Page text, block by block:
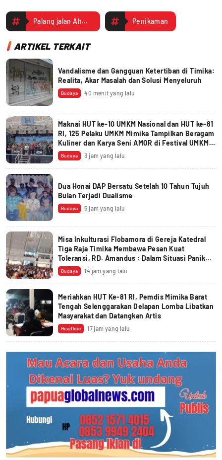
Palang jalan Ahmad Yani Penikaman
ARTIKEL TERKAIT
Vandalisme dan Gangguan Ketertiban di Timika:
Realita, Akar Masalah dan Solusi Menyeluruh
Budaya 40 menit yang lalu
Maknai HUT ke-10 UMKM Nasional dan HUT ke-81
RI, 125 Pelaku UMKM Mimika Tampilkan Beragam
Kuliner dan Karya Seni AMOR di Festival UMKM
2026
Budaya 3 jam yang lalu
Dua Honai DAP Bersatu Setelah 10 Tahun Tujuh
Bulan Terjadi Dualisme
Budaya 5 jam yang lalu
Misa Inkulturasi Flobamora di Gereja Katedral
Tiga Raja Timika Membawa Pesan Kuat
Toleransi, RD. Amandus : Dalam Situasi Panik
Yesus Disebut ‘Hantu’
Budaya 14 jam yang lalu
Meriahkan HUT Ke-81 RI, Pemdis Mimika Barat
Tengah Selenggarakan Delapan Lomba Libatkan
Masyarakat dan Datangkan Artis
Headline 17 jam yang lalu